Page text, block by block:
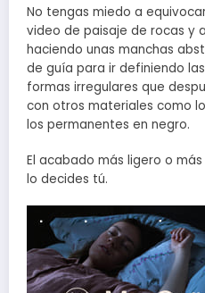
No tengas miedo a
video de paisaje de rocas y
haciendo unas manchas
de guía para ir definiendo
formas irregulares que
con otros materiales como
los permanentes en negro.
El acabado más ligero o
lo decides tú.